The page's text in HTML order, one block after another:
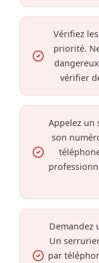
Vérifiez
priorité.
vérifier
Appelez
son
Demandez
Un
par